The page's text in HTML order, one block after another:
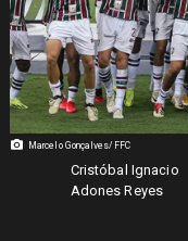
Marcelo Gonçalves/FFC
Cristóbal Ignacio
Adones Reyes